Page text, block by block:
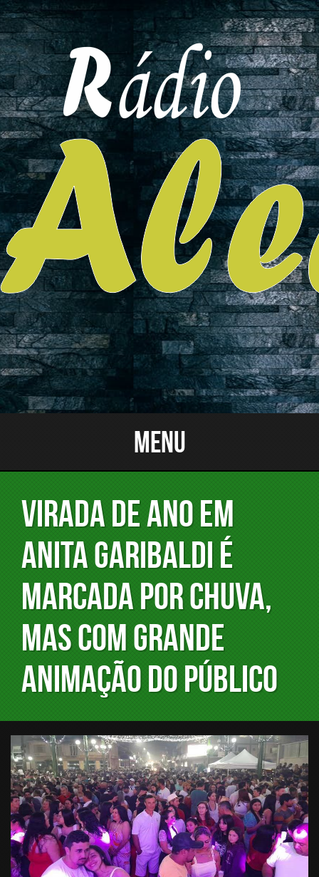
Menu
VIRADA DE ANO EM
ANITA GARIBALDI É
MARCADA POR CHUVA,
MAS COM GRANDE
ANIMAÇÃO DO PÚBLICO